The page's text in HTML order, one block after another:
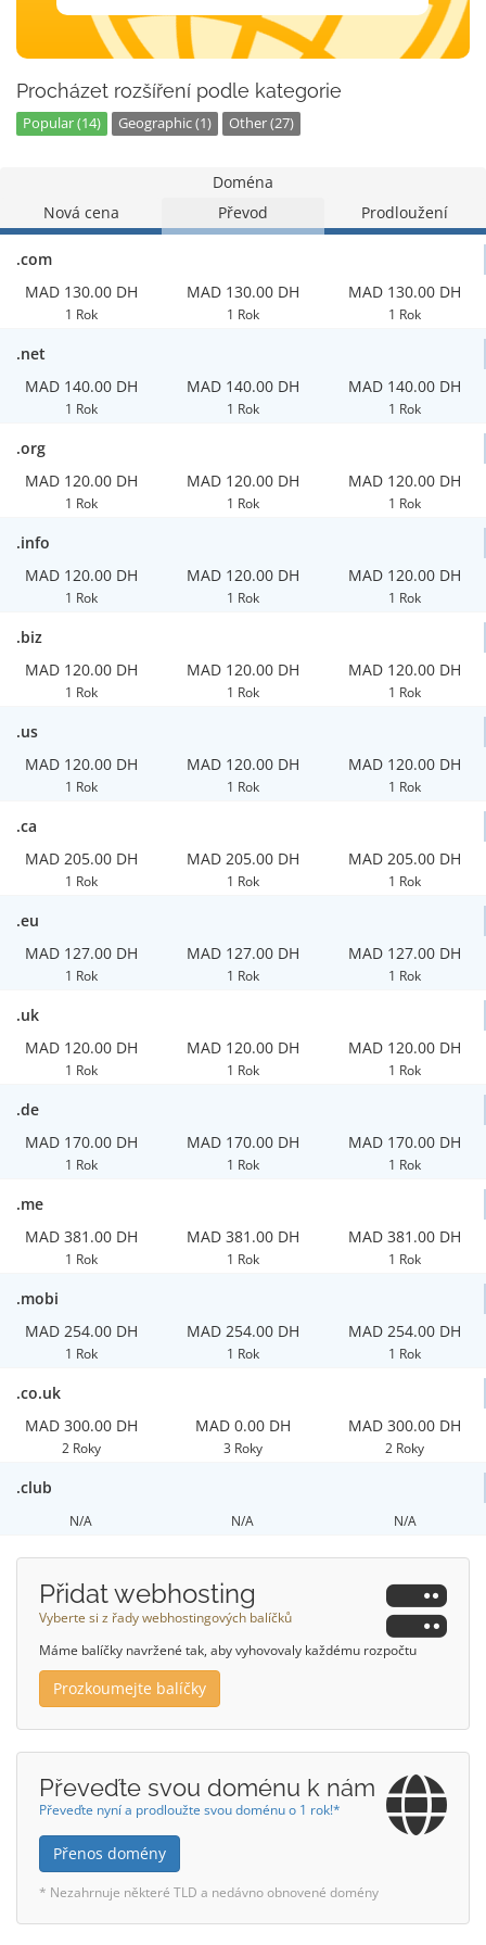
Procházet rozšíření podle kategorie
Popular (14) Geographic (1) Other (27)
Doména
Nová cena
Převod Prodloužení
.com
MAD 130.00 DH
1 Rok
MAD 130.00 DH
1 Rok
MAD 130.00 DH
1 Rok
.net
MAD 140.00 DH
1 Rok
MAD 140.00 DH
1 Rok
MAD 140.00 DH
1 Rok
.org
MAD 120.00 DH
1 Rok
MAD 120.00 DH
1 Rok
MAD 120.00 DH
1 Rok
.info
MAD 120.00 DH
1 Rok
MAD 120.00 DH
1 Rok
MAD 120.00 DH
1 Rok
.biz
MAD 120.00 DH
1 Rok
MAD 120.00 DH
1 Rok
MAD 120.00 DH
1 Rok
.us
MAD 120.00 DH
1 Rok
MAD 120.00 DH
1 Rok
MAD 120.00 DH
1 Rok
.ca
MAD 205.00 DH
1 Rok
MAD 205.00 DH
1 Rok
MAD 205.00 DH
1 Rok
.eu
MAD 127.00 DH
1 Rok
MAD 127.00 DH
1 Rok
MAD 127.00 DH
1 Rok
.uk
MAD 120.00 DH
1 Rok
MAD 120.00 DH
1 Rok
MAD 120.00 DH
1 Rok
.de
MAD 170.00 DH
1 Rok
MAD 170.00 DH
1 Rok
MAD 170.00 DH
1 Rok
.me
MAD 381.00 DH
1 Rok
MAD 381.00 DH
1 Rok
MAD 381.00 DH
1 Rok
.mobi
MAD 254.00 DH
1 Rok
MAD 254.00 DH
1 Rok
MAD 254.00 DH
1 Rok
.co.uk
MAD 300.00 DH
2 Roky
MAD 0.00 DH
3 Roky
MAD 300.00 DH
2 Roky
.club
N/A N/A N/A
Přidat webhosting
Vyberte si z řady webhostingových balíčků
Máme balíčky navržené tak, aby vyhovovaly každému rozpočtu
Prozkoumejte balíčky
Převeďte svou doménu k nám
Převeďte nyní a prodloužte svou doménu o 1 rok!*
Přenos domény
* Nezahrnuje některé TLD a nedávno obnovené domény